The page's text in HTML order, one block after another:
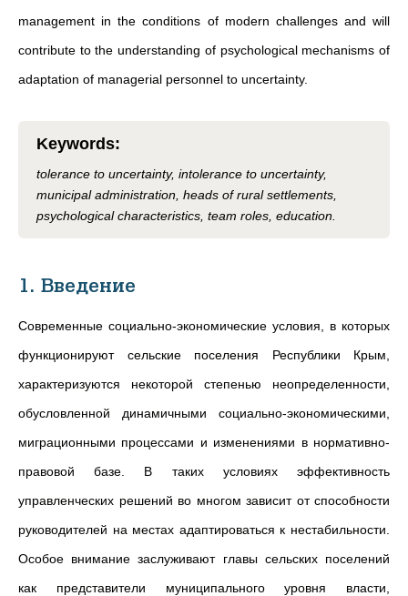
management in the conditions of modern challenges and will
contribute to the understanding of psychological mechanisms of
adaptation of managerial personnel to uncertainty.
Keywords:
tolerance to uncertainty, intolerance to uncertainty,
municipal administration, heads of rural settlements,
psychological characteristics, team roles, education.
1. Введение
Современные социально-экономические условия, в которых
функционируют сельские поселения Республики Крым,
характеризуются некоторой степенью неопределенности,
обусловленной динамичными социально-экономическими,
миграционными процессами и изменениями в нормативно-
правовой базе. В таких условиях эффективность
управленческих решений во многом зависит от способности
руководителей на местах адаптироваться к нестабильности.
Особое внимание заслуживают главы сельских поселений
как представители муниципального уровня власти,